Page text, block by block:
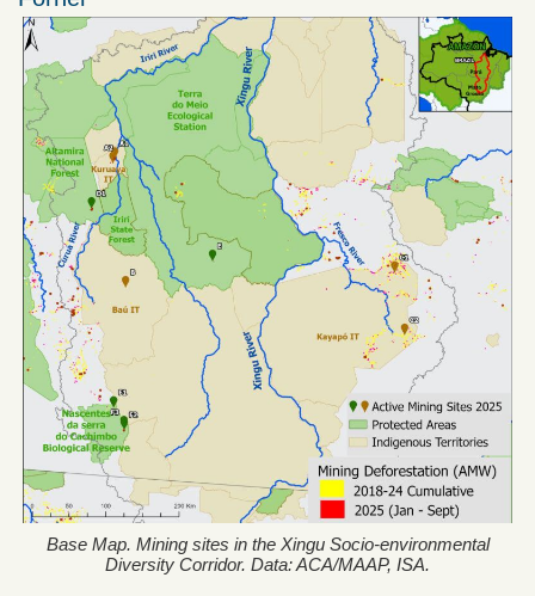
Base Map. Mining sites in the Xingu Socio-environmental
Diversity Corridor. Data: ACA/MAAP, ISA.